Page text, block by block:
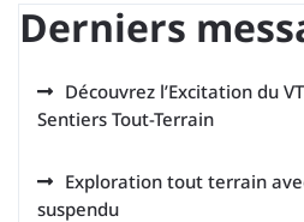
Derniers
Découvrez l’Excitation du
Sentiers Tout-Terrain
Exploration tout terrain
suspendu